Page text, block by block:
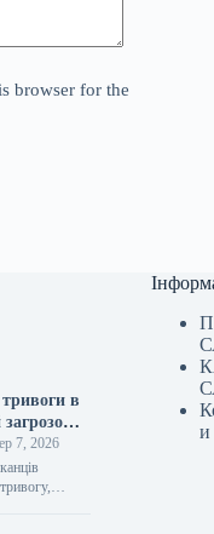
browser for the
в
тривав
7, 2026
про
и